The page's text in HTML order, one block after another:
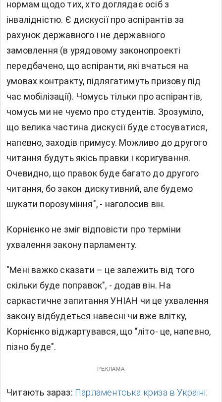
нормам щодо тих, хто доглядає осіб з
інвалідністю. Є дискусії про аспірантів за
рахунок державного і не державного
замовлення (в урядовому законопроекті
передбачено, що аспіранти, які вчаться на
умовах контракту, підлягатимуть призову під
час мобілізації). Чомусь тільки про аспірантів,
чомусь ми не чуємо про студентів. Зрозуміло,
що велика частина дискусії буде стосуватися,
напевно, заходів примусу. Можливо до другого
читання будуть якісь правки і коригування.
Очевидно, що правок буде багато до другого
читання, бо закон дискутивний, але будемо
шукати порозуміння", - наголосив він.
Корнієнко не зміг відповісти про терміни
ухвалення закону парламенту.
"Мені важко сказати – це залежить від того
скільки буде поправок", - додав він. На
саркастичне запитання УНІАН чи це ухвалення
закону відбудеться навесні чи вже влітку,
Корнієнко віджартувався, що "літо- це, напевно,
пізно буде".
РЕКЛАМА
Читають зараз: Парламентська криза в Україні: